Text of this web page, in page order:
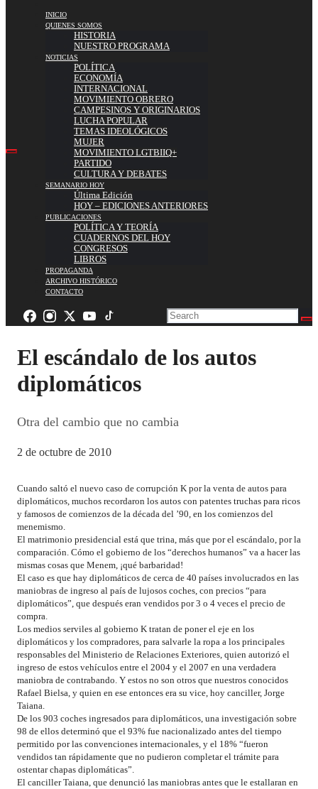
INICIO
QUIENES SOMOS
HISTORIA
NUESTRO PROGRAMA
NOTICIAS
POLÍTICA
ECONOMÍA
INTERNACIONAL
MOVIMIENTO OBRERO
CAMPESINOS Y ORIGINARIOS
LUCHA POPULAR
TEMAS IDEOLÓGICOS
MUJER
MOVIMIENTO LGTBIIQ+
PARTIDO
CULTURA Y DEBATES
SEMANARIO HOY
Última Edición
HOY – EDICIONES ANTERIORES
PUBLICACIONES
POLÍTICA Y TEORÍA
CUADERNOS DEL HOY
CONGRESOS
LIBROS
PROPAGANDA
ARCHIVO HISTÓRICO
CONTACTO
El escándalo de los autos
diplomáticos
Otra del cambio que no cambia
2 de octubre de 2010
Cuando saltó el nuevo caso de corrupción K por la venta de autos para
diplomáticos, muchos recordaron los autos con patentes truchas para ricos
y famosos de comienzos de la década del ’90, en los comienzos del
menemismo.
El matrimonio presidencial está que trina, más que por el escándalo, por la
comparación. Cómo el gobierno de los “derechos humanos” va a hacer las
mismas cosas que Menem, ¡qué barbaridad!
El caso es que hay diplomáticos de cerca de 40 países involucrados en las
maniobras de ingreso al país de lujosos coches, con precios “para
diplomáticos”, que después eran vendidos por 3 o 4 veces el precio de
compra.
Los medios serviles al gobierno K tratan de poner el eje en los
diplomáticos y los compradores, para salvarle la ropa a los principales
responsables del Ministerio de Relaciones Exteriores, quien autorizó el
ingreso de estos vehículos entre el 2004 y el 2007 en una verdadera
maniobra de contrabando. Y estos no son otros que nuestros conocidos
Rafael Bielsa, y quien en ese entonces era su vice, hoy canciller, Jorge
Taiana.
De los 903 coches ingresados para diplomáticos, una investigación sobre
98 de ellos determinó que el 93% fue nacionalizado antes del tiempo
permitido por las convenciones internacionales, y el 18% “fueron
vendidos tan rápidamente que no pudieron completar el trámite para
ostentar chapas diplomáticas”.
El canciller Taiana, que denunció las maniobras antes que le estallaran en